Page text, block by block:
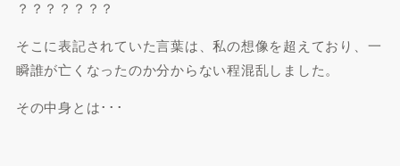
？？？？？？？
そこに表記されていた言葉は、私の想像を超えており、一
瞬誰が亡くなったのか分からない程混乱しました。
その中身とは･･･